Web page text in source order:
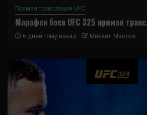
Прямая трансляция UFC
Марафон боев UFC 325 прямая
6 дней тому назад Михаил Маслов